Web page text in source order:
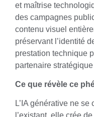
et maîtrise
des campagnes
contenu visuel
préservant l’identité
prestation technique
partenaire
Ce que révèle ce
L’IA générative ne